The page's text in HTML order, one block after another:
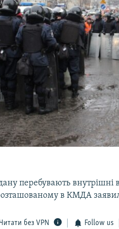
перебувають внутрішні
в КМДА
без VPN Follow us